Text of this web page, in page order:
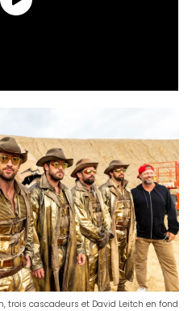
trois cascadeurs et David Leitch en fond